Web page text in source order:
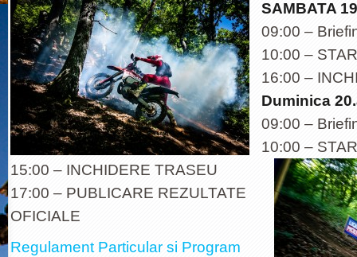
SAMBATA
09:00 –
10:00 –
16:00 –
Duminica
09:00 –
10:00 –
15:00 – INCHIDERE TRASEU
17:00 – PUBLICARE REZULTATE
OFICIALE
Regulament Particular si Program